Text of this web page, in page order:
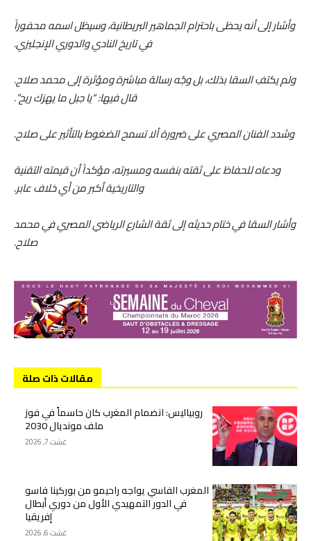
وأشار إلى أنه يحظى باحترام الجماهير البريطانية، وسيظل اسمه محفوراً
في تاريخ النادي والدوري الإنجليزي.
ولم يكتفِ السقا بذلك، بل وجّه رسالة مباشرة ومؤثرة إلى محمد صلاح.
قال فيها: “يا جبل ما يهزك ريح”.
وشدد الفنان المصري على ضرورة ألا تسمح الضغوط بالتأثير على صلاح.
ودعاه للحفاظ على ثقته بنفسه ومسيرته، مؤكداً أن قيمته التقنية
والتاريخية أكبر من أي خلاف عابر.
وأشار السقا في ختام حديثه إلى ثقة الشارع الرياضي المصري في محمد
صلاح.
مقالات ذات صلة
روبياليس: انضمام المغرب كان حاسماً في فوز
ملف مونديال 2030
غشت 7, 2026
المغرب الفاسي يواجه راحيمو من بوركينا فاسو
في الدور التمهيدي الأول من دوري أبطال
إفريقيا
غشت 6, 2026